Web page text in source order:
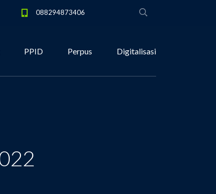
088294873406
PPID Perpus Digitalisasi